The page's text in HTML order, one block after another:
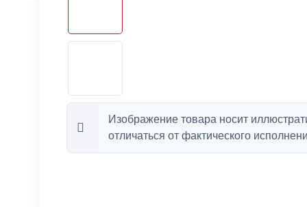
Изображение товара носит
отличаться от фактического